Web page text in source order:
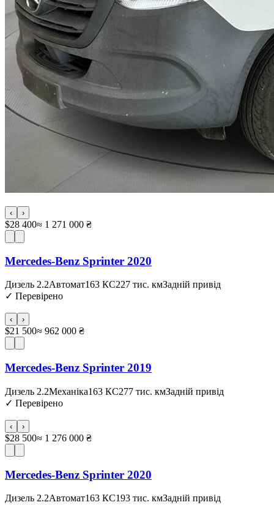
‹ ›
$28 400≈ 1 271 000 ₴
Mercedes-Benz Sprinter 2020
Дизель 2.2Автомат163 КС227 тис. кмЗадній привід
✓ Перевірено
‹ ›
$21 500≈ 962 000 ₴
Mercedes-Benz Sprinter 2019
Дизель 2.2Механіка163 КС277 тис. кмЗадній привід
✓ Перевірено
‹ ›
$28 500≈ 1 276 000 ₴
Mercedes-Benz Sprinter 2020
Дизель 2.2Автомат163 КС193 тис. кмЗадній привід